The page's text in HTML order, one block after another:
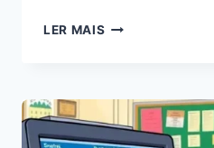
LER MAIS APROVA
SEGREDOS
PARA
GARANTIR